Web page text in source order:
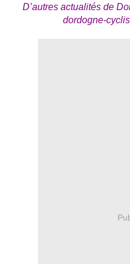
D’autres actualités de
dordogne-